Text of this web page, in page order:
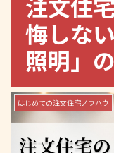
悔しな
照明」
はじめての注文住宅ノウハウ